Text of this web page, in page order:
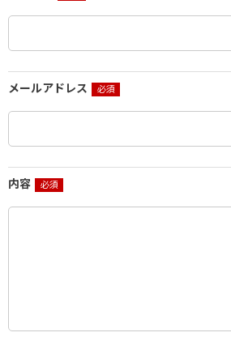
メールアドレス
内容